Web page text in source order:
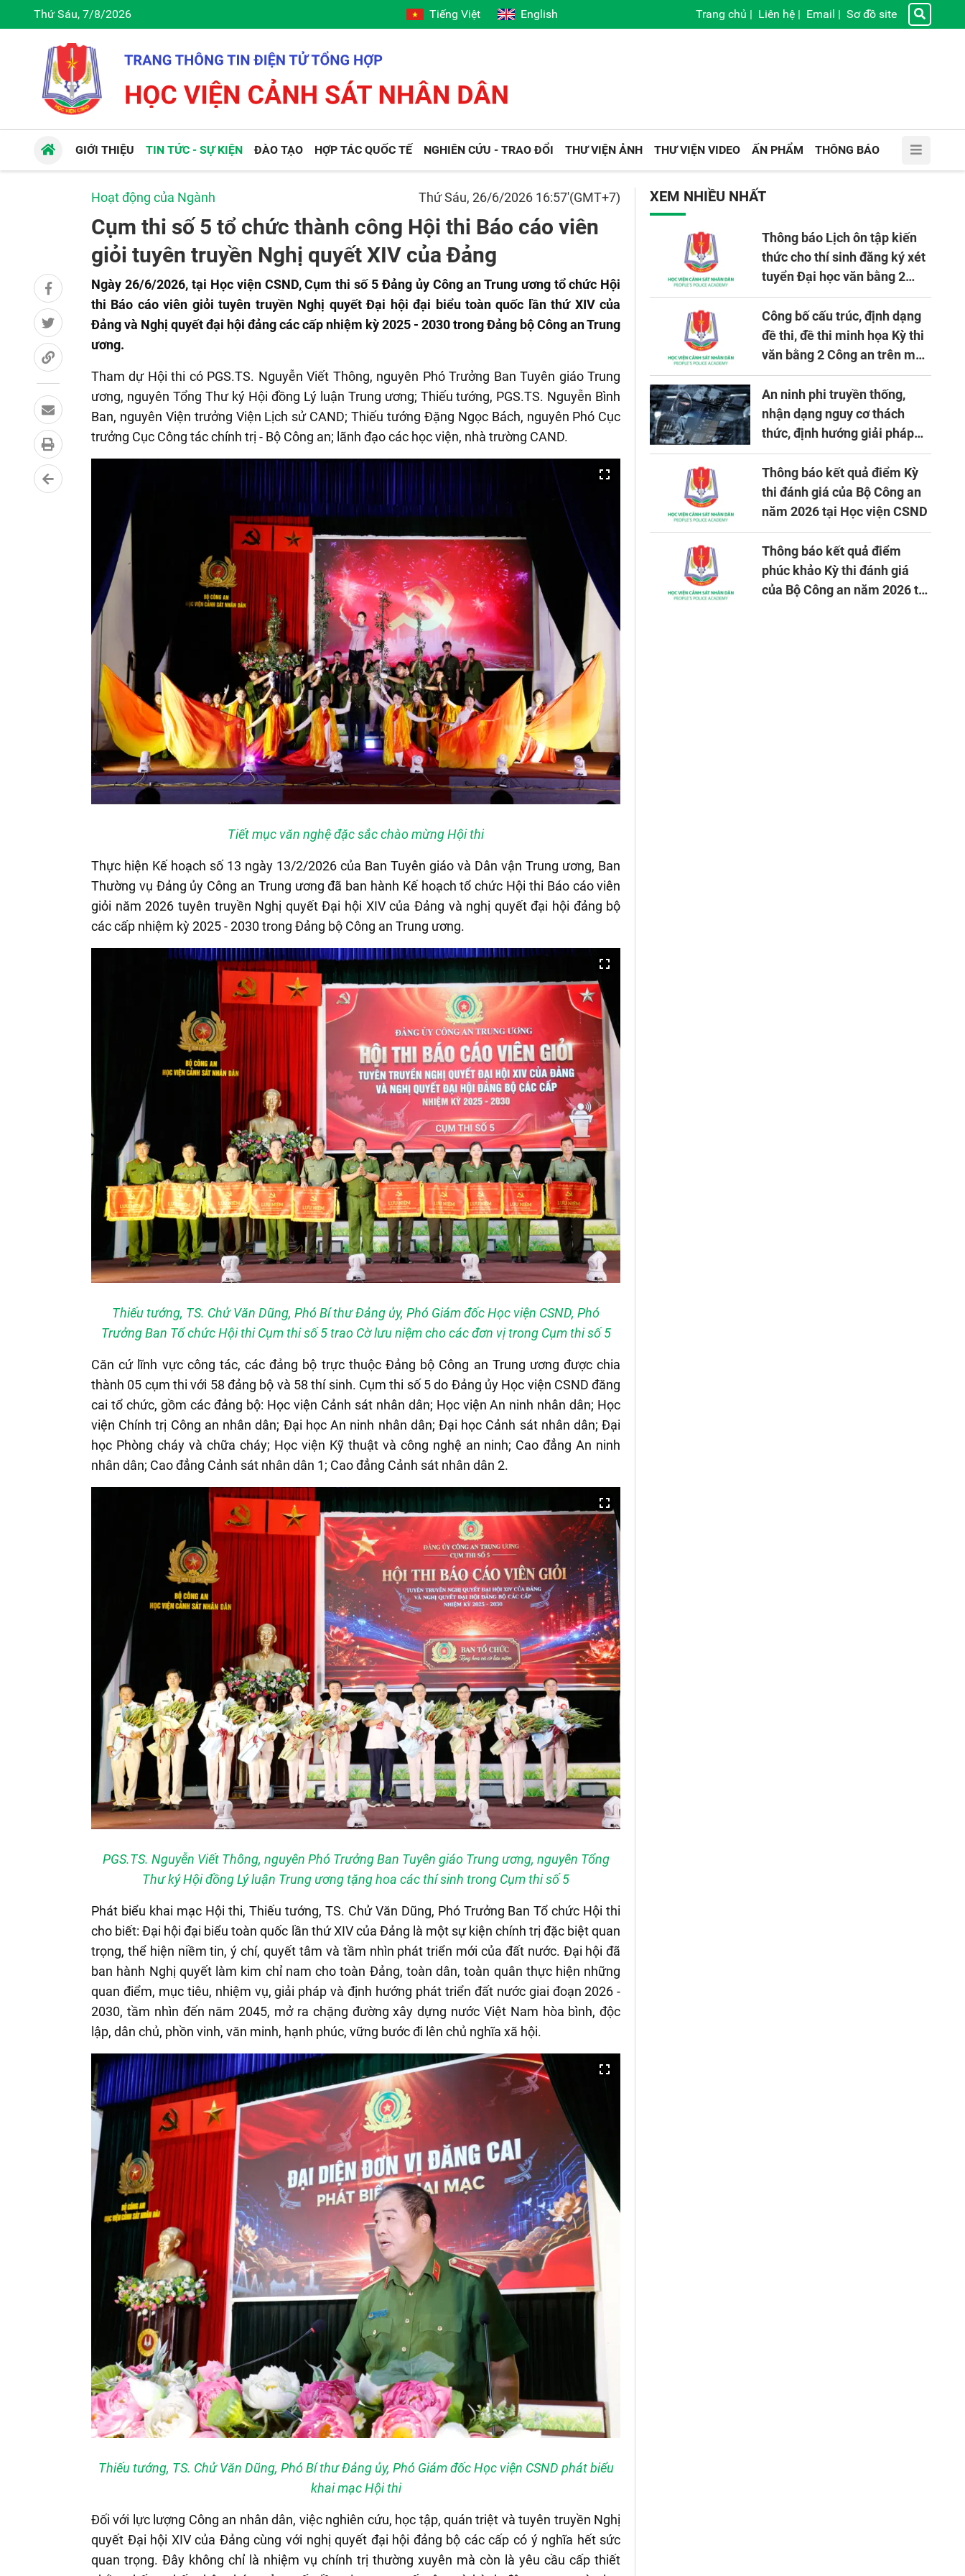
Thứ Sáu, 7/8/2026 Tiếng Việt English Trang chủ | Liên hệ | Email | Sơ đồ site
GIỚI THIỆU TIN TỨC - SỰ KIỆN ĐÀO TẠO HỢP TÁC QUỐC TẾ NGHIÊN CỨU - TRAO ĐỔI THƯ VIỆN ẢNH THƯ VIỆN VIDEO ẤN PHẨM THÔNG BÁO
Hoạt động của Ngành Thứ Sáu, 26/6/2026 16:57'(GMT+7)
Cụm thi số 5 tổ chức thành công Hội thi Báo cáo viên
giỏi tuyên truyền Nghị quyết XIV của Đảng
Ngày 26/6/2026, tại Học viện CSND, Cụm thi số 5 Đảng ủy Công an Trung ương tổ chức Hội
thi Báo cáo viên giỏi tuyên truyền Nghị quyết Đại hội đại biểu toàn quốc lần thứ XIV của
Đảng và Nghị quyết đại hội đảng các cấp nhiệm kỳ 2025 - 2030 trong Đảng bộ Công an Trung
ương.
Tham dự Hội thi có PGS.TS. Nguyễn Viết Thông, nguyên Phó Trưởng Ban Tuyên giáo Trung
ương, nguyên Tổng Thư ký Hội đồng Lý luận Trung ương; Thiếu tướng, PGS.TS. Nguyễn Bình
Ban, nguyên Viện trưởng Viện Lịch sử CAND; Thiếu tướng Đặng Ngọc Bách, nguyên Phó Cục
trưởng Cục Công tác chính trị - Bộ Công an; lãnh đạo các học viện, nhà trường CAND.
Tiết mục văn nghệ đặc sắc chào mừng Hội thi
Thực hiện Kế hoạch số 13 ngày 13/2/2026 của Ban Tuyên giáo và Dân vận Trung ương, Ban
Thường vụ Đảng ủy Công an Trung ương đã ban hành Kế hoạch tổ chức Hội thi Báo cáo viên
giỏi năm 2026 tuyên truyền Nghị quyết Đại hội XIV của Đảng và nghị quyết đại hội đảng bộ
các cấp nhiệm kỳ 2025 - 2030 trong Đảng bộ Công an Trung ương.
Thiếu tướng, TS. Chử Văn Dũng, Phó Bí thư Đảng ủy, Phó Giám đốc Học viện CSND, Phó
Trưởng Ban Tổ chức Hội thi Cụm thi số 5 trao Cờ lưu niệm cho các đơn vị trong Cụm thi số 5
Căn cứ lĩnh vực công tác, các đảng bộ trực thuộc Đảng bộ Công an Trung ương được chia
thành 05 cụm thi với 58 đảng bộ và 58 thí sinh. Cụm thi số 5 do Đảng ủy Học viện CSND đăng
cai tổ chức, gồm các đảng bộ: Học viện Cảnh sát nhân dân; Học viện An ninh nhân dân; Học
viện Chính trị Công an nhân dân; Đại học An ninh nhân dân; Đại học Cảnh sát nhân dân; Đại
học Phòng cháy và chữa cháy; Học viện Kỹ thuật và công nghệ an ninh; Cao đẳng An ninh
nhân dân; Cao đẳng Cảnh sát nhân dân 1; Cao đẳng Cảnh sát nhân dân 2.
PGS.TS. Nguyễn Viết Thông, nguyên Phó Trưởng Ban Tuyên giáo Trung ương, nguyên Tổng
Thư ký Hội đồng Lý luận Trung ương tặng hoa các thí sinh trong Cụm thi số 5
Phát biểu khai mạc Hội thi, Thiếu tướng, TS. Chử Văn Dũng, Phó Trưởng Ban Tổ chức Hội thi
cho biết: Đại hội đại biểu toàn quốc lần thứ XIV của Đảng là một sự kiện chính trị đặc biệt quan
trọng, thể hiện niềm tin, ý chí, quyết tâm và tầm nhìn phát triển mới của đất nước. Đại hội đã
ban hành Nghị quyết làm kim chỉ nam cho toàn Đảng, toàn dân, toàn quân thực hiện những
quan điểm, mục tiêu, nhiệm vụ, giải pháp và định hướng phát triển đất nước giai đoạn 2026 -
2030, tầm nhìn đến năm 2045, mở ra chặng đường xây dựng nước Việt Nam hòa bình, độc
lập, dân chủ, phồn vinh, văn minh, hạnh phúc, vững bước đi lên chủ nghĩa xã hội.
Thiếu tướng, TS. Chử Văn Dũng, Phó Bí thư Đảng ủy, Phó Giám đốc Học viện CSND phát biểu
khai mạc Hội thi
Đối với lực lượng Công an nhân dân, việc nghiên cứu, học tập, quán triệt và tuyên truyền Nghị
quyết Đại hội XIV của Đảng cùng với nghị quyết đại hội đảng bộ các cấp có ý nghĩa hết sức
quan trọng. Đây không chỉ là nhiệm vụ chính trị thường xuyên mà còn là yêu cầu cấp thiết
XEM NHIỀU NHẤT
Thông báo Lịch ôn tập kiến
thức cho thí sinh đăng ký xét
tuyển Đại học văn bằng 2
tuyển mới, mở tại Học viện
CSND năm học 2026 - 2027
Công bố cấu trúc, định dạng
đề thi, đề thi minh họa Kỳ thi
văn bằng 2 Công an trên máy
tính
An ninh phi truyền thống,
nhận dạng nguy cơ thách
thức, định hướng giải pháp
đảm bảo an ninh quốc gia
trong tình hình hiện nay
Thông báo kết quả điểm Kỳ
thi đánh giá của Bộ Công an
năm 2026 tại Học viện CSND
Thông báo kết quả điểm
phúc khảo Kỳ thi đánh giá
của Bộ Công an năm 2026 tại